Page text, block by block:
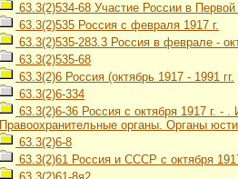
63.3(2)534-68 Участие России в
63.3(2)535 Россия с февраля 1917 г.
63.3(2)535-283.3 Россия в феврале -
63.3(2)535-68
63.3(2)6 Россия (октябрь 1917 - 1991 гг.
63.3(2)6-334
63.3(2)6-36 Россия с октября 1917 г. -
Правоохранительные органы. Органы
63.3(2)6-8
63.3(2)61 Россия и СССР с октября